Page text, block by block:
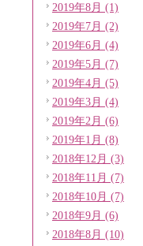
2019年8月 (1)
2019年7月 (2)
2019年6月 (4)
2019年5月 (7)
2019年4月 (5)
2019年3月 (4)
2019年2月 (6)
2019年1月 (8)
2018年12月 (3)
2018年11月 (7)
2018年10月 (7)
2018年9月 (6)
2018年8月 (10)